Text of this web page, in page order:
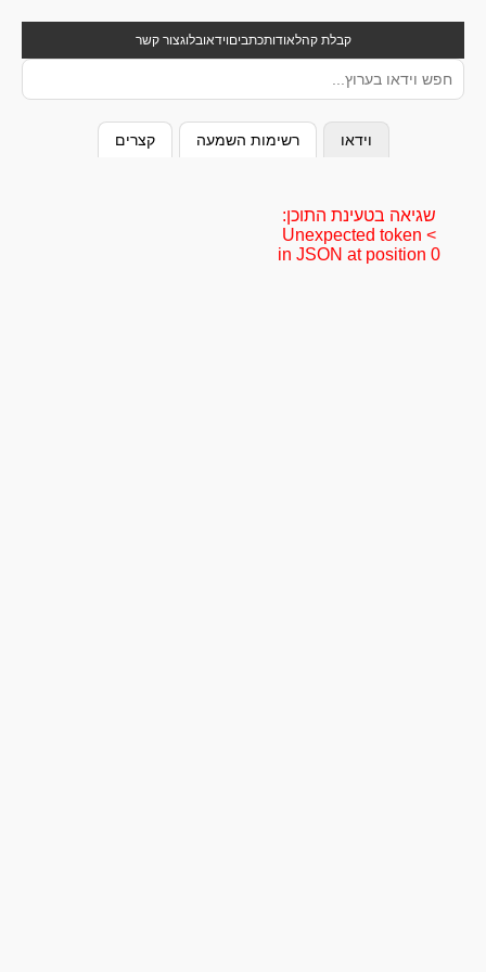
קבלת קהלאודותכתביםוידאובלוגצור קשר
וידאו רשימות השמעה קצרים
שגיאה בטעינת התוכן:
Unexpected token <
in JSON at position 0